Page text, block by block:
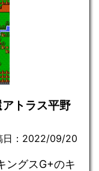
トラス平野
日：2022/09/20
ングスG+のキ